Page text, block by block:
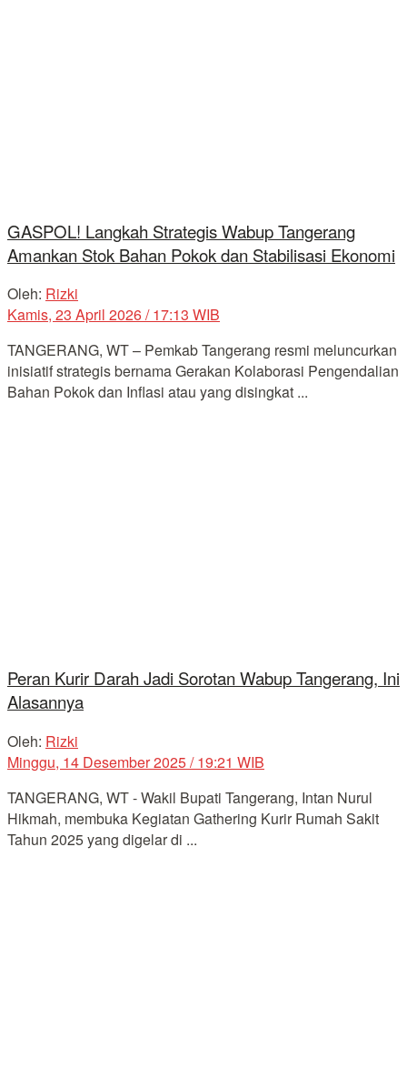
GASPOL! Langkah Strategis Wabup Tangerang
Amankan Stok Bahan Pokok dan Stabilisasi Ekonomi
Oleh: Rizki
Kamis, 23 April 2026 / 17:13 WIB
TANGERANG, WT – Pemkab Tangerang resmi meluncurkan
inisiatif strategis bernama Gerakan Kolaborasi Pengendalian
Bahan Pokok dan Inflasi atau yang disingkat ...
Peran Kurir Darah Jadi Sorotan Wabup Tangerang, Ini
Alasannya
Oleh: Rizki
Minggu, 14 Desember 2025 / 19:21 WIB
TANGERANG, WT - Wakil Bupati Tangerang, Intan Nurul
Hikmah, membuka Kegiatan Gathering Kurir Rumah Sakit
Tahun 2025 yang digelar di ...